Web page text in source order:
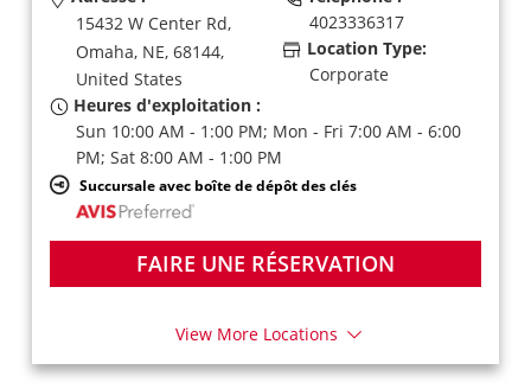
15432 W Center Rd,
Omaha, NE, 68144,
United States
4023336317
Location Type:
Corporate
Heures d'exploitation :
Sun 10:00 AM - 1:00 PM; Mon - Fri 7:00 AM - 6:00
PM; Sat 8:00 AM - 1:00 PM
Succursale avec boîte de dépôt des clés
FAIRE UNE RÉSERVATION
View More Locations